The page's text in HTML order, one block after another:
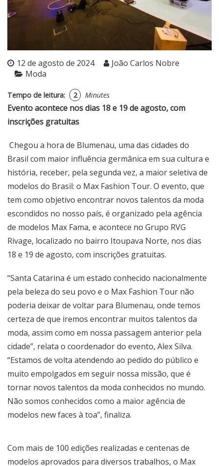
12 de agosto de 2024
João Carlos Nobre
Moda
Tempo de leitura: 2 Minutes
Evento acontece nos dias 18 e 19 de agosto, com
inscrições gratuitas
Chegou a hora de Blumenau, uma das cidades do
Brasil com maior influência germânica em sua cultura e
história, receber, pela segunda vez, a maior seletiva de
modelos do Brasil: o Max Fashion Tour. O evento, que
tem como objetivo encontrar novos talentos da moda
escondidos no nosso país, é organizado pela agência
de modelos Max Fama, e acontece no Grupo RVG
Rivage, localizado no bairro Itoupava Norte, nos dias
18 e 19 de agosto, com inscrições gratuitas.
“Santa Catarina é um estado conhecido nacionalmente
pela beleza do seu povo e o Max Fashion Tour não
poderia deixar de voltar para Blumenau, onde temos
certeza de que iremos encontrar muitos talentos da
moda, assim como em nossa passagem anterior pela
cidade”, relata o coordenador do evento, Alex Silva.
“Estamos de volta atendendo ao pedido do público e
muito empolgados em seguir nossa missão, que é
tornar novos talentos da moda conhecidos no mundo.
Não somos conhecidos como a maior agência de
modelos new faces à toa”, finaliza.
Com mais de 100 edições realizadas e centenas de
modelos aprovados para diversos trabalhos, o Max